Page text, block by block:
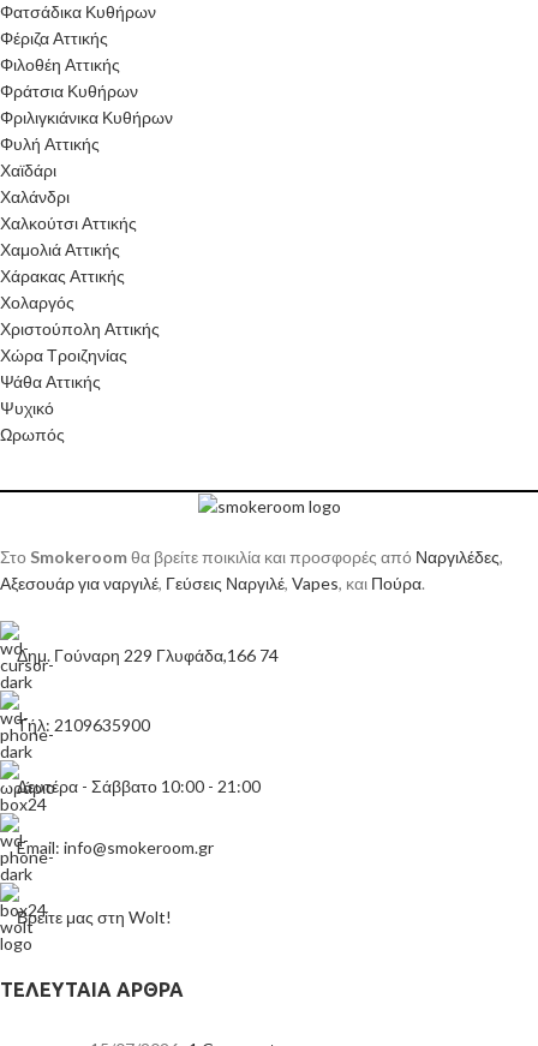
Φατσάδικα Κυθήρων
Φέριζα Αττικής
Φιλοθέη Αττικής
Φράτσια Κυθήρων
Φριλιγκιάνικα Κυθήρων
Φυλή Αττικής
Χαϊδάρι
Χαλάνδρι
Χαλκούτσι Αττικής
Χαμολιά Αττικής
Χάρακας Αττικής
Χολαργός
Χριστούπολη Αττικής
Χώρα Τροιζηνίας
Ψάθα Αττικής
Ψυχικό
Ωρωπός
Στο Smokeroomθα βρείτε ποικιλία και προσφορές από Ναργιλέδες,
Αξεσουάρ για ναργιλέ, Γεύσεις Ναργιλέ, Vapes, και Πούρα.
Δημ. Γούναρη 229 Γλυφάδα,166 74
Τήλ: 2109635900
Δευτέρα - Σάββατο 10:00 - 21:00
Email: info@smokeroom.gr
Βρείτε μας στη Wolt!
ΤΕΛΕΥΤΑΊΑ ΆΡΘΡΑ